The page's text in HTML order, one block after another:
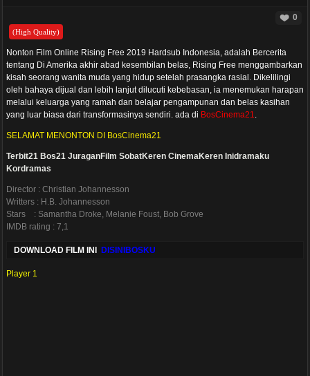
0
(High Quality)
Nonton Film Online Rising Free 2019 Hardsub Indonesia, adalah Bercerita
tentang Di Amerika akhir abad kesembilan belas, Rising Free menggambarkan
kisah seorang wanita muda yang hidup setelah prasangka rasial. Dikelilingi
oleh bahaya dijual dan lebih lanjut dilucuti kebebasan, ia menemukan harapan
melalui keluarga yang ramah dan belajar pengampunan dan belas kasihan
yang luar biasa dari transformasinya sendiri. ada di BosCinema21.
SELAMAT MENONTON DI BosCinema21
Terbit21 Bos21 JuraganFilm SobatKeren CinemaKeren Inidramaku
Kordramas
Director : Christian Johannesson
Writters : H.B. Johannesson
Stars : Samantha Droke, Melanie Foust, Bob Grove
IMDB rating : 7,1
DOWNLOAD FILM INI DISINIBOSKU
Player 1